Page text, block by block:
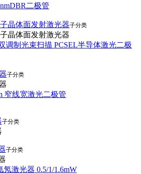
二极管
晶体面发射激光器子分类
晶体面发射激光器
调制光束扫描 PCSEL半导体激光二极
子分类
窄线宽激光二极管
子分类
子分类
氖激光器 0.5/1/1.6mW